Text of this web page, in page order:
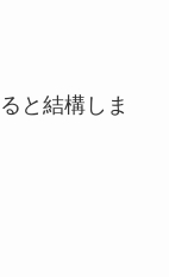
と結構しま